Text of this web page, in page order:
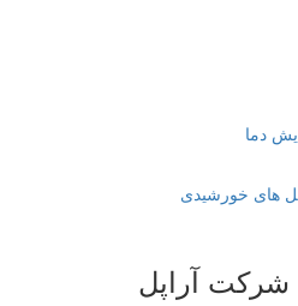
دما
های خورشیدی
آراپل